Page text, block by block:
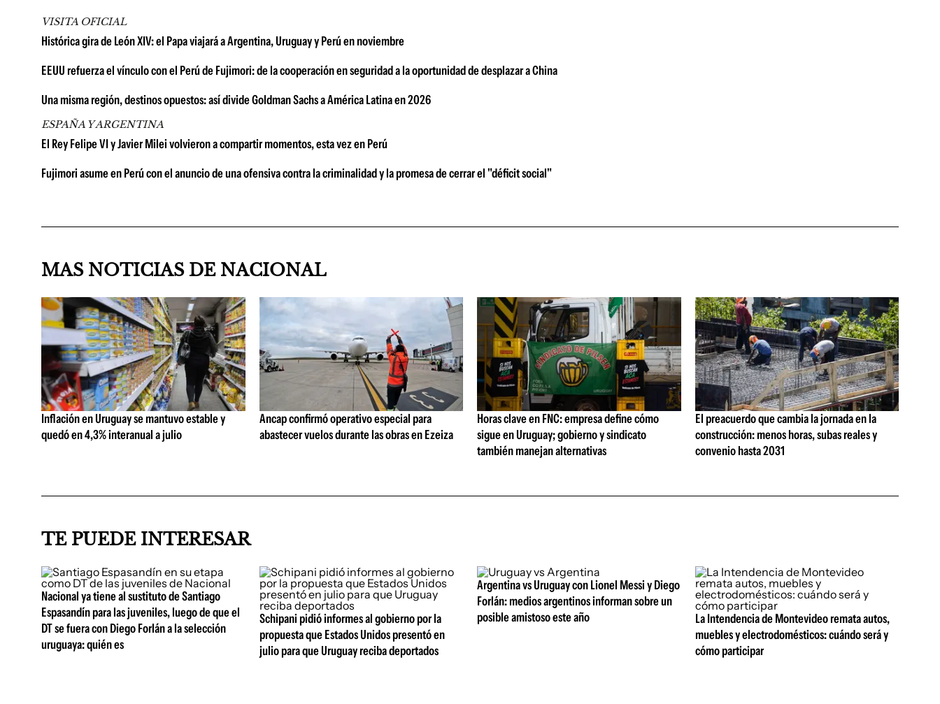
VISITA OFICIAL
Histórica gira de León XIV: el Papa viajará a Argentina, Uruguay y Perú en noviembre
EEUU refuerza el vínculo con el Perú de Fujimori: de la cooperación en seguridad a la oportunidad de desplazar a China
Una misma región, destinos opuestos: así divide Goldman Sachs a América Latina en 2026
ESPAÑA Y ARGENTINA
El Rey Felipe VI y Javier Milei volvieron a compartir momentos, esta vez en Perú
Fujimori asume en Perú con el anuncio de una ofensiva contra la criminalidad y la promesa de cerrar el "déficit social"
MAS NOTICIAS DE NACIONAL
Inflación en Uruguay se mantuvo estable y
quedó en 4,3% interanual a julio
Ancap confirmó operativo especial para
abastecer vuelos durante las obras en Ezeiza
Horas clave en FNC: empresa define cómo
sigue en Uruguay; gobierno y sindicato
también manejan alternativas
El preacuerdo que cambia la jornada en la
construcción: menos horas, subas reales y
convenio hasta 2031
TE PUEDE INTERESAR
Nacional ya tiene al sustituto de Santiago
Espasandín para las juveniles, luego de que el
DT se fuera con Diego Forlán a la selección
uruguaya: quién es
Schipani pidió informes al gobierno por la
propuesta que Estados Unidos presentó en
julio para que Uruguay reciba deportados
Argentina vs Uruguay con Lionel Messi y Diego
Forlán: medios argentinos informan sobre un
posible amistoso este año
La Intendencia de Montevideo remata autos,
muebles y electrodomésticos: cuándo será y
cómo participar